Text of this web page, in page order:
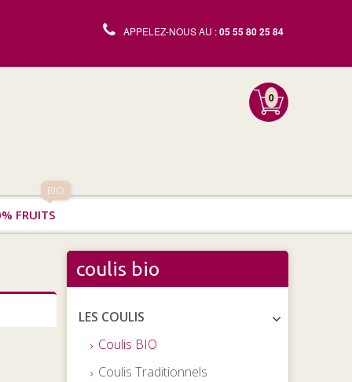
APPELEZ-NOUS AU :05 55 80 25 84
0
BIO
FRUITS
coulis bio
LES COULIS
Coulis BIO
Coulis Traditionnels